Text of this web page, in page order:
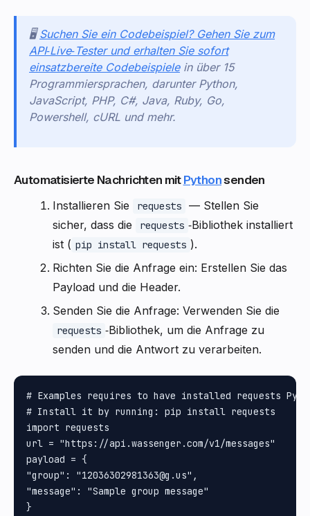
🖥️Suchen Sie ein Codebeispiel? Gehen Sie zum
API‑Live‑Tester und erhalten Sie sofort
einsatzbereite Codebeispielein über 15
Programmiersprachen, darunter Python,
JavaScript, PHP, C#, Java, Ruby, Go,
Powershell, cURL und mehr.
Automatisierte Nachrichten mitPythonsenden
Installieren Sie requests
— Stellen Sie
sicher, dass die
requests ‑Bibliothek installiert
ist ( pip install requests ).
Richten Sie die Anfrage ein: Erstellen Sie das
Payload und die Header.
Senden Sie die Anfrage: Verwenden Sie die
requests ‑Bibliothek, um die Anfrage zu
senden und die Antwort zu verarbeiten.
# Examples requires to have installed requests
# Install it by running: pip install requests
import requests
url = "https://api.wassenger.com/v1/messages"
payload = {
"group": "12036302981363@g.us",
"message": "Sample group message"
}